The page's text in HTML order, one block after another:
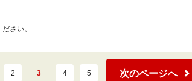
さい。
2 3 4 5 次のページへ